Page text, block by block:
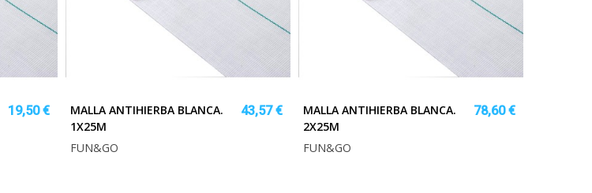
19,50 €
MALLA ANTIHIERBA BLANCA.
1X25M
43,57 €
FUN&GO
MALLA ANTIHIERBA BLANCA.
2X25M
78,60 €
FUN&GO